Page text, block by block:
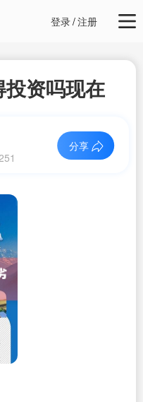
登录/注册
资吗现在
分享